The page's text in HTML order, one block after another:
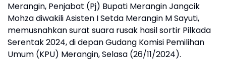
Merangin, Penjabat (Pj) Bupati Merangin Jangcik
Mohza diwakili Asisten I Setda Merangin M Sayuti,
memusnahkan surat suara rusak hasil sortir Pilkada
Serentak 2024, di depan Gudang Komisi Pemilihan
Umum (KPU) Merangin, Selasa (26/11/2024).